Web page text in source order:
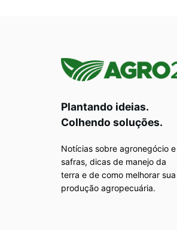
Plantando ideias.
Colhendo soluções.
Notícias sobre agronegócio e
safras, dicas de manejo da
terra e de como melhorar sua
produção agropecuária.